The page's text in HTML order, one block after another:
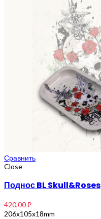
Сравнить
Close
Поднос BL Skull&Roses
420,00₽
206x105x18mm